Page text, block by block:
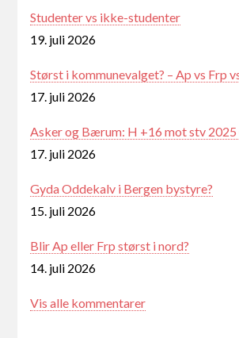
Studenter vs ikke-studenter
19. juli 2026
Størst i kommunevalget? – Ap vs Frp
17. juli 2026
Asker og Bærum: H +16 mot stv 2025
17. juli 2026
Gyda Oddekalv i Bergen bystyre?
15. juli 2026
Blir Ap eller Frp størst i nord?
14. juli 2026
Vis alle kommentarer